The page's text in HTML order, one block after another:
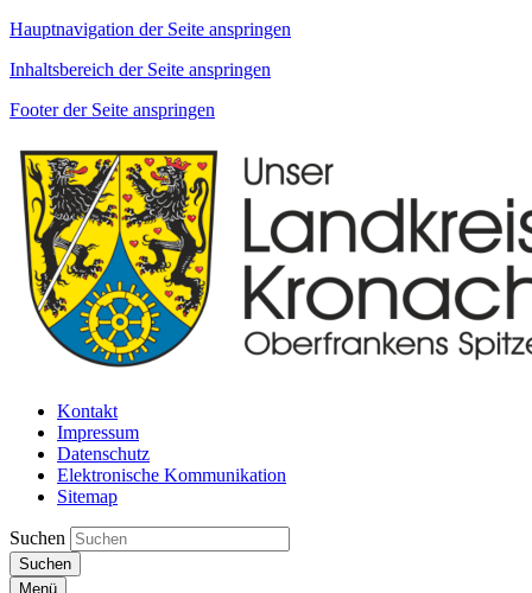
Hauptnavigation der Seite anspringen
Inhaltsbereich der Seite anspringen
Footer der Seite anspringen
Kontakt
Impressum
Datenschutz
Elektronische Kommunikation
Sitemap
Suchen
Suchen
Menü